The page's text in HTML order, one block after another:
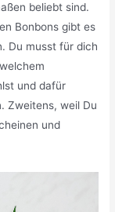
beliebt sind.
Bonbons gibt es
Du musst für dich
und dafür
Zweitens, weil Du
und